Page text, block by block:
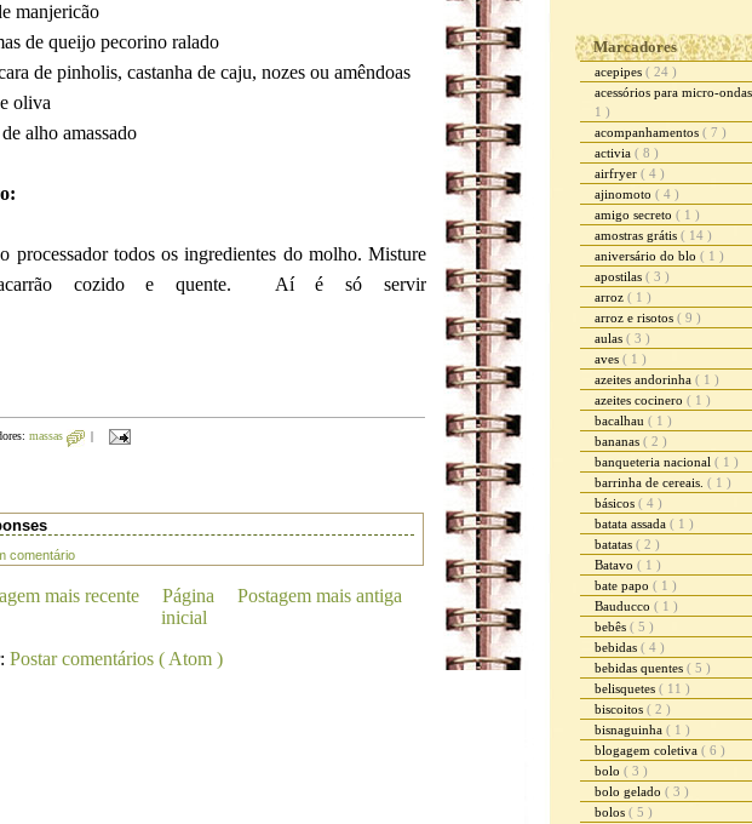
manjericão
de queijo pecorino ralado
de pinholis, castanha de caju, nozes ou amêndoas
oliva
alho amassado
processador todos os ingredientes do molho. Misture
cozido e quente. Aí é só servir
massas |
comentário
mais recente Postagem mais antiga
Página
inicial
Postar comentários ( Atom )
Marcadores
acepipes ( 24 )
acessórios para micro-
1 )
acompanhamentos ( 7 )
activia ( 8 )
airfryer ( 4 )
ajinomoto ( 4 )
amigo secreto ( 1 )
amostras grátis ( 14 )
aniversário do blo ( 1 )
apostilas ( 3 )
arroz ( 1 )
arroz e risotos ( 9 )
aulas ( 3 )
aves ( 1 )
azeites andorinha ( 1 )
azeites cocinero ( 1 )
bacalhau ( 1 )
bananas ( 2 )
banqueteria nacional ( 1 )
barrinha de cereais. ( 1 )
básicos ( 4 )
batata assada ( 1 )
batatas ( 2 )
Batavo ( 1 )
bate papo ( 1 )
Bauducco ( 1 )
bebês ( 5 )
bebidas ( 4 )
bebidas quentes ( 5 )
belisquetes ( 11 )
biscoitos ( 2 )
bisnaguinha ( 1 )
blogagem coletiva ( 6 )
bolo ( 3 )
bolo gelado ( 3 )
bolos ( 5 )